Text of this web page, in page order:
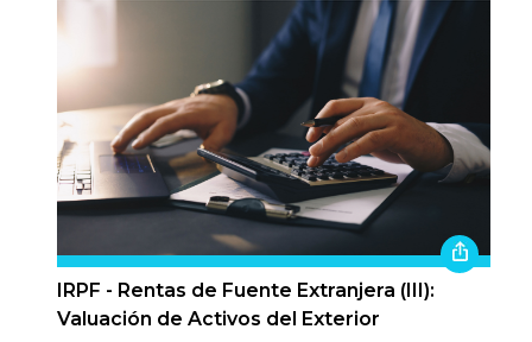
IRPF - Rentas de Fuente Extranjera (III):
Valuación de Activos del Exterior